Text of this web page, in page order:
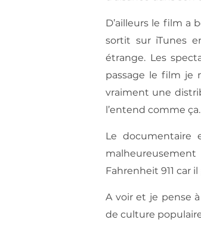
D’ailleurs le film a
sortit sur iTunes
étrange. Les
passage le film je
vraiment une
l’entend comme ça.
Le documentaire
Fahrenheit 911 car
A voir et je pense
de culture